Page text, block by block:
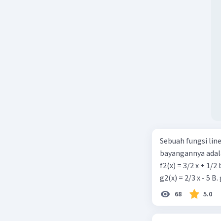
Sebuah fungsi
bayangannya
f2(x) = 3/2 x + 1/2
68 5.0